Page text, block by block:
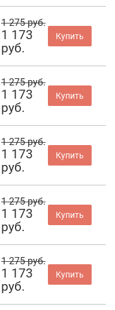
1 275 руб.
1 173
руб.
Купить
1 275 руб.
1 173
руб.
Купить
1 275 руб.
1 173
руб.
Купить
1 275 руб.
1 173
руб.
Купить
1 275 руб.
1 173
руб.
Купить